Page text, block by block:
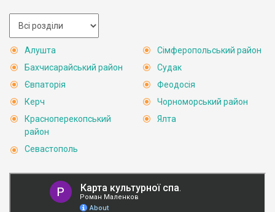
Алушта
Бахчисарайський район
Євпаторія
Керч
Красноперекопський
район
Севастополь
Сімферопольський район
Судак
Феодосія
Чорноморський район
Ялта